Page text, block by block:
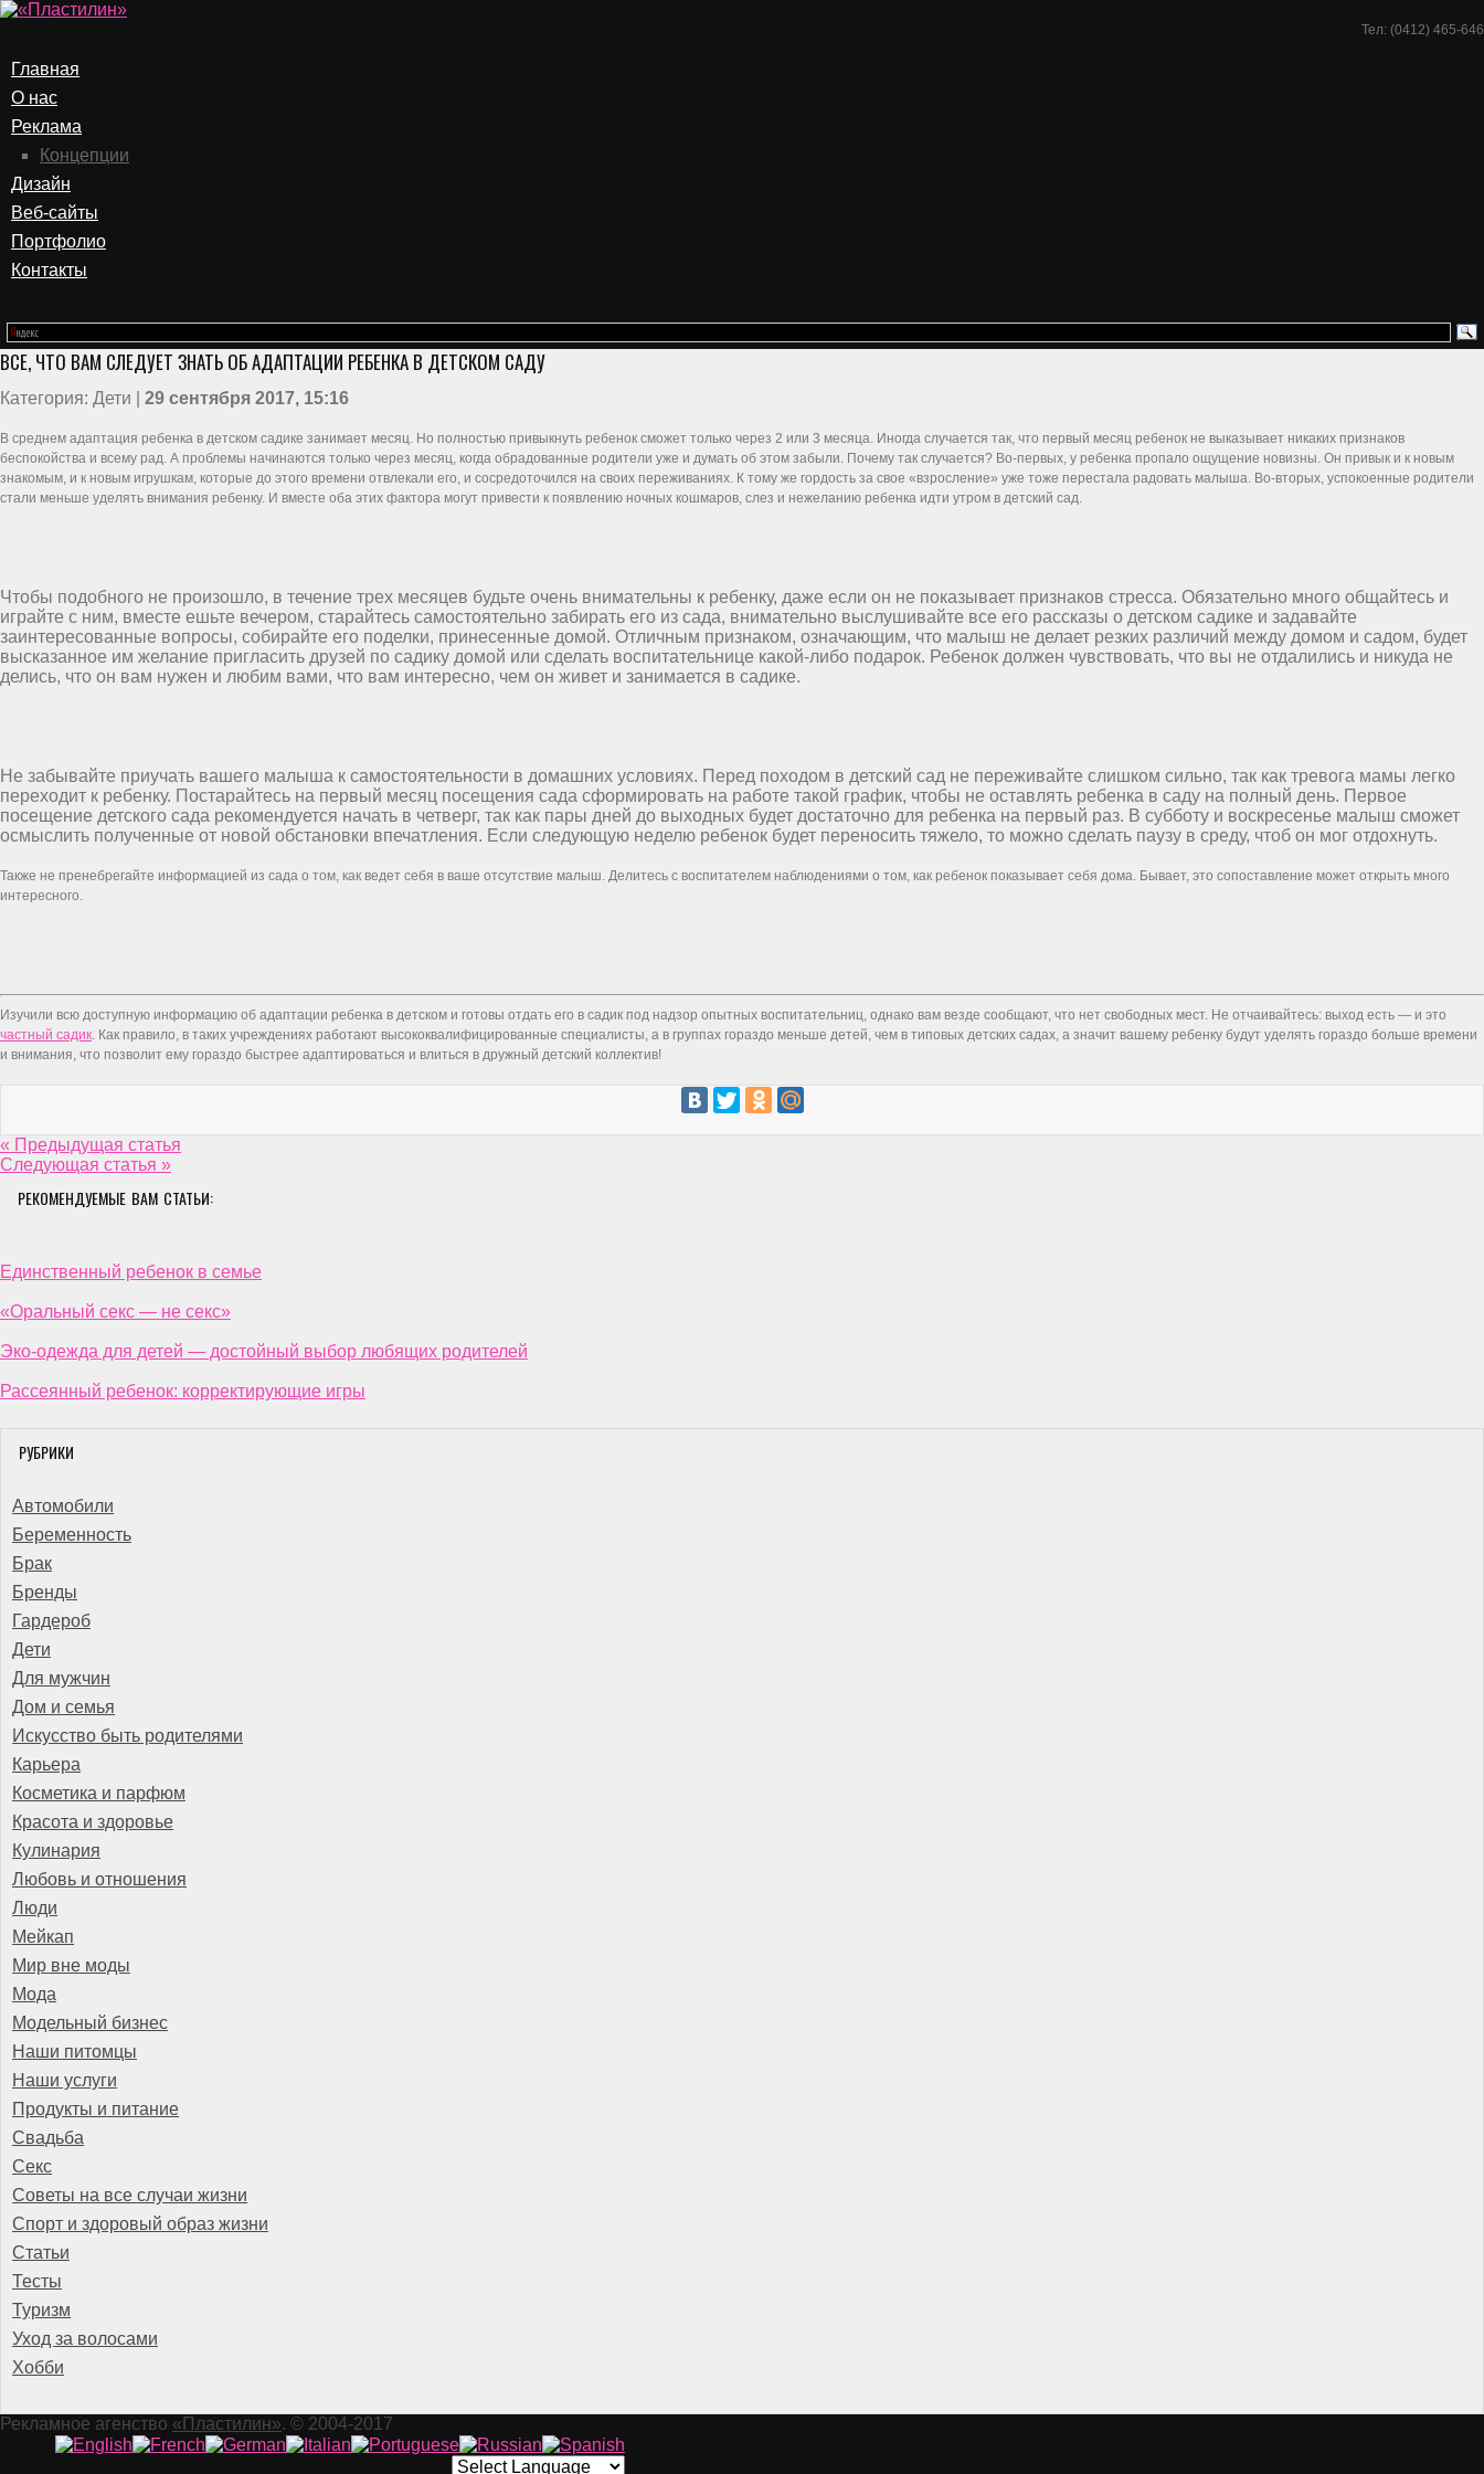
Тел: (0412) 465-646
Главная
О нас
Реклама
Концепции
Дизайн
Веб-сайты
Портфолио
Контакты
ВСЕ, ЧТО ВАМ СЛЕДУЕТ ЗНАТЬ ОБ АДАПТАЦИИ РЕБЕНКА В ДЕТСКОМ САДУ
Категория: Дети | 29 сентября 2017, 15:16
В среднем адаптация ребенка в детском садике занимает месяц. Но полностью привыкнуть ребенок сможет только через 2 или 3 месяца. Иногда случается так, что первый месяц ребенок не выказывает никаких признаков
беспокойства и всему рад. А проблемы начинаются только через месяц, когда обрадованные родители уже и думать об этом забыли. Почему так случается? Во-первых, у ребенка пропало ощущение новизны. Он привык и к новым
знакомым, и к новым игрушкам, которые до этого времени отвлекали его, и сосредоточился на своих переживаниях. К тому же гордость за свое «взросление» уже тоже перестала радовать малыша. Во-вторых, успокоенные родители
стали меньше уделять внимания ребенку. И вместе оба этих фактора могут привести к появлению ночных кошмаров, слез и нежеланию ребенка идти утром в детский сад.
Чтобы подобного не произошло, в течение трех месяцев будьте очень внимательны к ребенку, даже если он не показывает признаков стресса. Обязательно много общайтесь и
играйте с ним, вместе ешьте вечером, старайтесь самостоятельно забирать его из сада, внимательно выслушивайте все его рассказы о детском садике и задавайте
заинтересованные вопросы, собирайте его поделки, принесенные домой. Отличным признаком, означающим, что малыш не делает резких различий между домом и садом, будет
высказанное им желание пригласить друзей по садику домой или сделать воспитательнице какой-либо подарок. Ребенок должен чувствовать, что вы не отдалились и никуда не
делись, что он вам нужен и любим вами, что вам интересно, чем он живет и занимается в садике.
Не забывайте приучать вашего малыша к самостоятельности в домашних условиях. Перед походом в детский сад не переживайте слишком сильно, так как тревога мамы легко
переходит к ребенку. Постарайтесь на первый месяц посещения сада сформировать на работе такой график, чтобы не оставлять ребенка в саду на полный день. Первое
посещение детского сада рекомендуется начать в четверг, так как пары дней до выходных будет достаточно для ребенка на первый раз. В субботу и воскресенье малыш сможет
осмыслить полученные от новой обстановки впечатления. Если следующую неделю ребенок будет переносить тяжело, то можно сделать паузу в среду, чтоб он мог отдохнуть.
Также не пренебрегайте информацией из сада о том, как ведет себя в ваше отсутствие малыш. Делитесь с воспитателем наблюдениями о том, как ребенок показывает себя дома. Бывает, это сопоставление может открыть много
интересного.
Изучили всю доступную информацию об адаптации ребенка в детском и готовы отдать его в садик под надзор опытных воспитательниц, однако вам везде сообщают, что нет свободных мест. Не отчаивайтесь: выход есть — и это
частный садик. Как правило, в таких учреждениях работают высококвалифицированные специалисты, а в группах гораздо меньше детей, чем в типовых детских садах, а значит вашему ребенку будут уделять гораздо больше времени
и внимания, что позволит ему гораздо быстрее адаптироваться и влиться в дружный детский коллектив!
« Предыдущая статья
Следующая статья »
РЕКОМЕНДУЕМЫЕ ВАМ СТАТЬИ:
Единственный ребенок в семье
«Оральный секс — не секс»
Эко-одежда для детей — достойный выбор любящих родителей
Рассеянный ребенок: корректирующие игры
РУБРИКИ
Автомобили
Беременность
Брак
Бренды
Гардероб
Дети
Для мужчин
Дом и семья
Искусство быть родителями
Карьера
Косметика и парфюм
Красота и здоровье
Кулинария
Любовь и отношения
Люди
Мейкап
Мир вне моды
Мода
Модельный бизнес
Наши питомцы
Наши услуги
Продукты и питание
Свадьба
Секс
Советы на все случаи жизни
Спорт и здоровый образ жизни
Статьи
Тесты
Туризм
Уход за волосами
Хобби
Рекламное агенство «Пластилин». © 2004-2017